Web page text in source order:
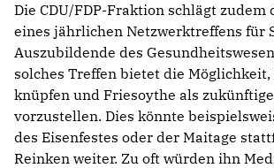
Die CDU/FDP-Fraktion schlägt
eines jährlichen Netzwerktreffens für
Auszubildende des
solches Treffen bietet die
knüpfen und Friesoythe als
vorzustellen. Dies könnte
des Eisenfestes oder der Maitage
Reinken weiter. Zu oft würden ihn